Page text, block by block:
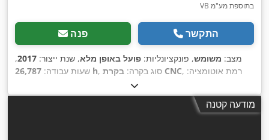
VB בתוספת מע"מ
פנה התקשר
מצב: משומש, פונקציונליות: פועל באופן מלא, שנת ייצור: 2017
,
שעות עבודה: 26,787 h , סוג בקרה: בקרת CNC , רמת אוטומציה:
אוטומטי
לייזר, יצרן מקור לייזר:FANUC , הספק לייזר:4,000 וואט
, עובי
מירבי של יריעת פלדה:
מודעה קטנה